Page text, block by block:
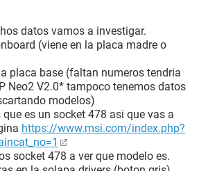
Digital Output (Realtek
de almacenamiento 24CB de
ATA
de disquete
ATA Device
SOHC-5235K ATA Device
52x DVD-ROM/CD-RW)
SMART Desconocido
datos vamos a investigar.
(viene en la placa madre o
placa base (faltan numeros tendria
Neo2 V2.0* tampoco tenemos datos
modelos)
es un socket 478 asi que vas a
https://www.msi.com/index.php?
socket 478 a ver que modelo es.